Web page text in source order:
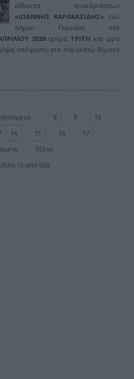
αίθουσα συνεδριάσεων
«ΙΩΑΝΝΗΣ ΚΑΡΑΚΑΣΙΔΗΣ» του
Δήμου Παιονίας στο
2026ημέρα ΤΡΙΤΗ και ώρα
λήψη απόφασης στα παρακάτω θέματα
8 9
10
14 15 16
17
Τέλος
13 από 500